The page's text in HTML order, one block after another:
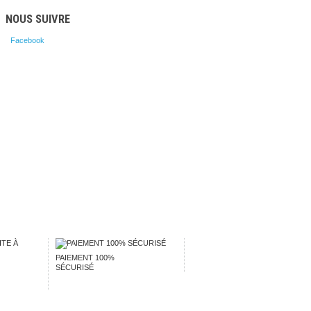
NOUS SUIVRE
Facebook
PAIEMENT 100%
SÉCURISÉ